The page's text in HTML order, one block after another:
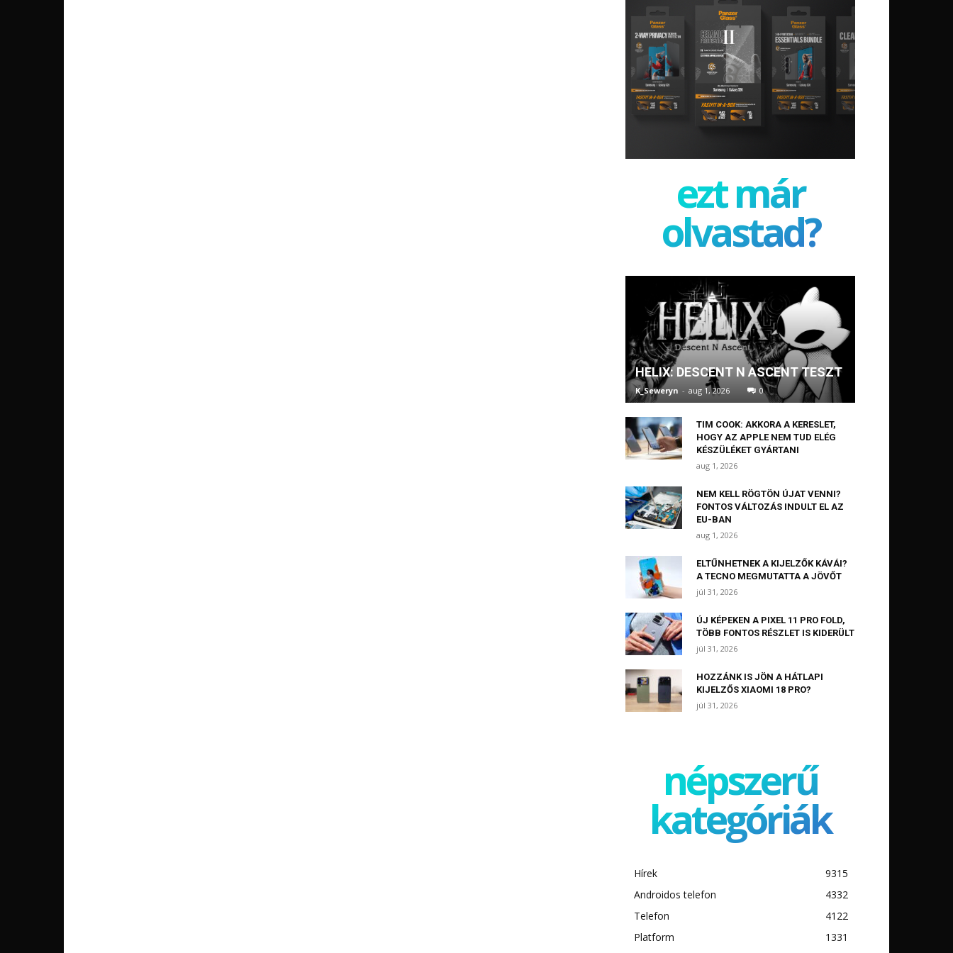
ezt már
olvastad?
HELIX: DESCENT N ASCENT TESZT
K_Seweryn - aug 1, 2026 0
TIM COOK: AKKORA A KERESLET,
HOGY AZ APPLE NEM TUD ELÉG
KÉSZÜLÉKET GYÁRTANI
aug 1, 2026
NEM KELL RÖGTÖN ÚJAT VENNI?
FONTOS VÁLTOZÁS INDULT EL AZ
EU-BAN
aug 1, 2026
ELTŰNHETNEK A KIJELZŐK KÁVÁI?
A TECNO MEGMUTATTA A JÖVŐT
júl 31, 2026
ÚJ KÉPEKEN A PIXEL 11 PRO FOLD,
TÖBB FONTOS RÉSZLET IS KIDERÜLT
júl 31, 2026
HOZZÁNK IS JÖN A HÁTLAPI
KIJELZŐS XIAOMI 18 PRO?
júl 31, 2026
népszerű
kategóriák
Hírek
9315
Androidos telefon
4332
Telefon
4122
Platform
1331